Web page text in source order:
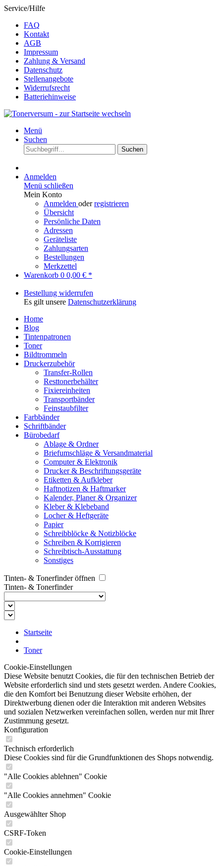
Service/Hilfe
FAQ
Kontakt
AGB
Impressum
Zahlung & Versand
Datenschutz
Stellenangebote
Widerrufsrecht
Batteriehinweise
Menü
Suchen
Suchen
Anmelden
Menü schließen
Mein Konto
Anmelden oderregistrieren
Übersicht
Persönliche Daten
Adressen
Geräteliste
Zahlungsarten
Bestellungen
Merkzettel
Warenkorb 0 0,00 € *
Bestellung widerrufen
Es gilt unsere Datenschutzerklärung
Home
Blog
Tintenpatronen
Toner
Bildtrommeln
Druckerzubehör
Transfer-Rollen
Resttonerbehälter
Fixiereinheiten
Transportbänder
Feinstaubfilter
Farbbänder
Schriftbänder
Bürobedarf
Ablage & Ordner
Briefumschläge & Versandmaterial
Computer & Elektronik
Drucker & Beschriftungsgeräte
Etiketten & Aufkleber
Haftnotizen & Haftmarker
Kalender, Planer & Organizer
Kleber & Klebeband
Locher & Heftgeräte
Papier
Schreibblöcke & Notizblöcke
Schreiben & Korrigieren
Schreibtisch-Ausstattung
Sonstiges
Tinten- & Tonerfinder öffnen
Tinten- & Tonerfinder
Startseite
Toner
Cookie-Einstellungen
Diese Website benutzt Cookies, die für den technischen Betrieb der
Website erforderlich sind und stets gesetzt werden. Andere Cookies,
die den Komfort bei Benutzung dieser Website erhöhen, der
Direktwerbung dienen oder die Interaktion mit anderen Websites
und sozialen Netzwerken vereinfachen sollen, werden nur mit Ihrer
Zustimmung gesetzt.
Konfiguration
Technisch erforderlich
Diese Cookies sind für die Grundfunktionen des Shops notwendig.
"Alle Cookies ablehnen" Cookie
"Alle Cookies annehmen" Cookie
Ausgewählter Shop
CSRF-Token
Cookie-Einstellungen